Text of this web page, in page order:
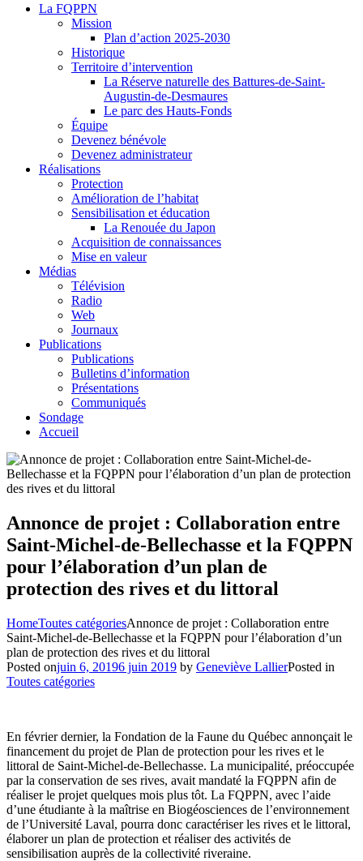
La FQPPN
Mission
Plan d’action 2025-2030
Historique
Territoire d’intervention
La Réserve naturelle des Battures-de-Saint-
Augustin-de-Desmaures
Le parc des Hauts-Fonds
Équipe
Devenez bénévole
Devenez administrateur
Réalisations
Protection
Amélioration de l’habitat
Sensibilisation et éducation
La Renouée du Japon
Acquisition de connaissances
Mise en valeur
Médias
Télévision
Radio
Web
Journaux
Publications
Publications
Bulletins d’information
Présentations
Communiqués
Sondage
Accueil
Annonce de projet : Collaboration entre
Saint-Michel-de-Bellechasse et la FQPPN
pour l’élaboration d’un plan de
protection des rives et du littoral
HomeToutes catégoriesAnnonce de projet : Collaboration entre
Saint-Michel-de-Bellechasse et la FQPPN pour l’élaboration d’un
plan de protection des rives et du littoral
Posted onjuin 6, 20196 juin 2019 by Geneviève LallierPosted in
Toutes catégories
En février dernier, la Fondation de la Faune du Québec annonçait le
financement du projet de Plan de protection pour les rives et le
littoral de Saint-Michel-de-Bellechasse. La municipalité, préoccupée
par la conservation de ses rives, avait mandaté la FQPPN afin de
réaliser le projet quelques mois plus tôt. La FQPPN, avec l’aide
d’une étudiante à la maîtrise en Biogéosciences de l’environnement
de l’Université Laval, pourra donc caractériser les rives et le littoral,
élaborer un plan de protection et réaliser des activités de
sensibilisation auprès de la collectivité riveraine.